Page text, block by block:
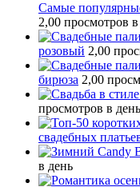
Самые
2,00 просмотров
розовый 2,00
бирюза 2,00
просмотров в день
свадебных
в день